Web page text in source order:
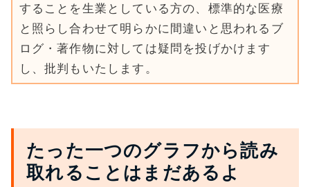
することを生業としている方の、標準的な医療
と照らし合わせて明らかに間違いと思われるブ
ログ・著作物に対しては疑問を投げかけます
し、批判もいたします。
たった一つのグラフから読み
取れることはまだあるよ